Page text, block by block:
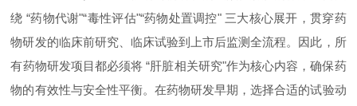
绕 “药物代谢"“毒性评估"“药物处置调控" 三大核心展开，贯穿药
物研发的临床前研究、临床试验到上市后监测全流程。因此，所
有药物研发项目都必须将 “肝脏相关研究"作为核心内容，确保药
物的有效性与安全性平衡。在药物研发早期，选择合适的试验动